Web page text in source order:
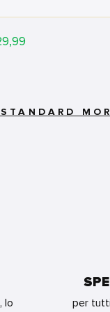
lo
per